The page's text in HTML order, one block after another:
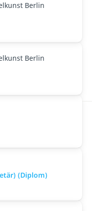
Berlin
Berlin
(Diplom)